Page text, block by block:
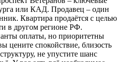
или КАД. Продавец – один
Квартира продаётся с целью
в другом регионе РФ.
оплаты, но приоритетны
цените спокойствие, близость
не упустите шанс